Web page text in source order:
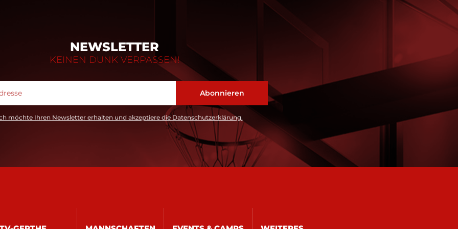
NEWSLETTER
KEINEN DUNK VERPASSEN!
möchte Ihren Newsletter erhalten und akzeptiere die Datenschutzerklärung.